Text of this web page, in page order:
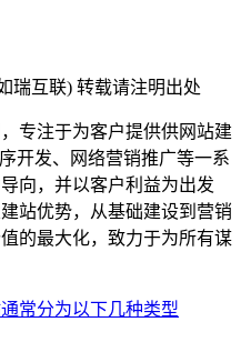
瑞互联) 转载请注明出处
专注于为客户提供供网站建
开发、网络营销推广等一系
向，并以客户利益为出发
站优势，从基础建设到营销
的最大化，致力于为所有谋
常分为以下几种类型